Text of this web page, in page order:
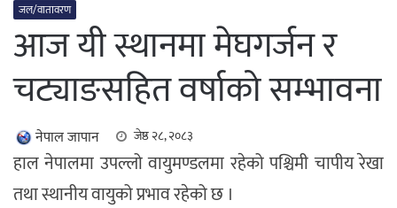
जल/वातावरण
आज यी स्थानमा मेघगर्जन र
चट्याङसहित वर्षाको सम्भावना
नेपाल जापान जेष्ठ २८, २०८३
हाल नेपालमा उपल्लो वायुमण्डलमा रहेको पश्चिमी चापीय रेखा
तथा स्थानीय वायुको प्रभाव रहेको छ ।